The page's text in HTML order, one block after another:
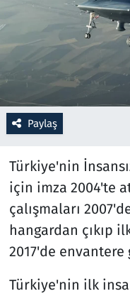
Paylaş
Türkiye'nin
için imza 2004'te
çalışmaları
hangardan çıkıp
2017'de envantere
Türkiye'nin ilk
Sağlık
Savunma Sanayi
Seçim 2023
Spor
Teknoloji ve
Televizyon